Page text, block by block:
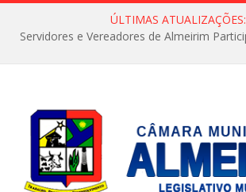
ÚLTIMAS ATUALIZAÇÕES: